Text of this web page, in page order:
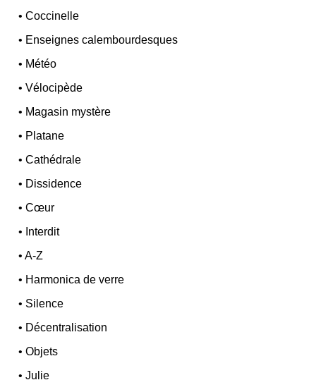
•Coccinelle
• Enseignes calembourdesques
• Météo
•Vélocipède
• Magasin mystère
• Platane
•Cathédrale
• Dissidence
•Cœur
• Interdit
•A-Z
• Harmonica de verre
• Silence
• Décentralisation
•Objets
•Julie